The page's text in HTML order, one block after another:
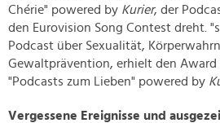
Chérie" powered by Kurier, der
den Eurovision Song Contest dreht.
Podcast über Sexualität,
Gewaltprävention, erhielt den Award
"Podcasts zum Lieben" powered by
Vergessene Ereignisse und